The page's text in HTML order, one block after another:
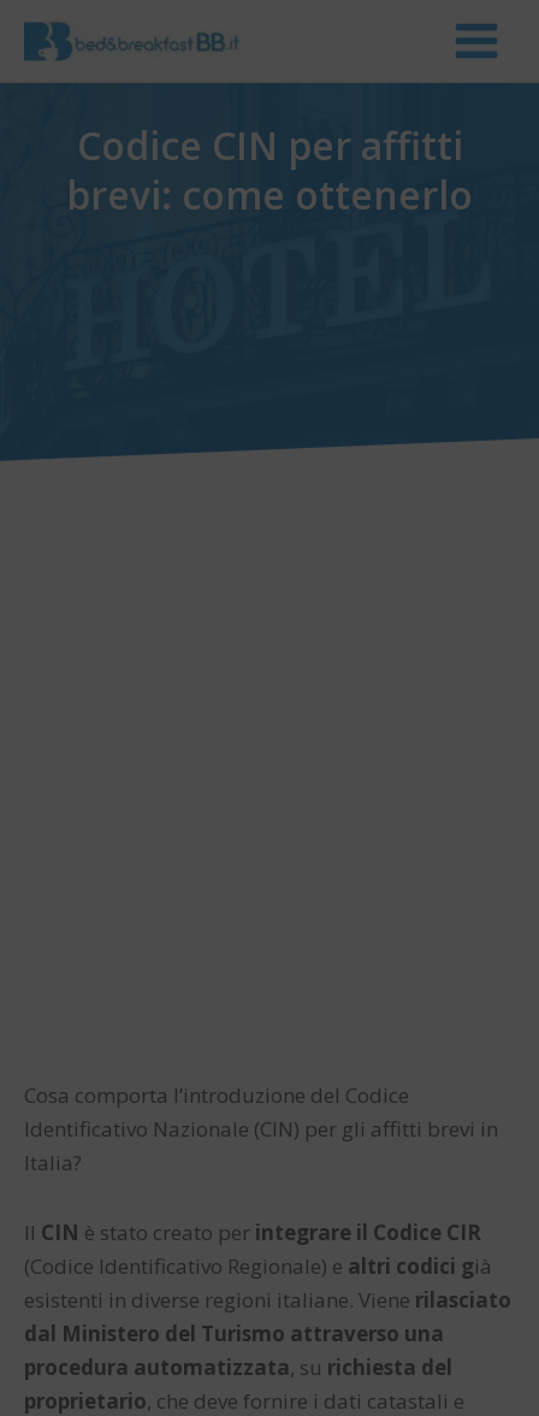
Codice CIN per affitti
brevi: come ottenerlo
Cosa comporta l’introduzione del Codice
Identificativo Nazionale (CIN) per gli affitti brevi in
Italia?
Il CIN è stato creato per integrare il Codice CIR
(Codice Identificativo Regionale) e altri codici già
esistenti in diverse regioni italiane. Viene rilasciato
dal Ministero del Turismo attraverso una
procedura automatizzata, su richiesta del
proprietario, che deve fornire i dati catastali e